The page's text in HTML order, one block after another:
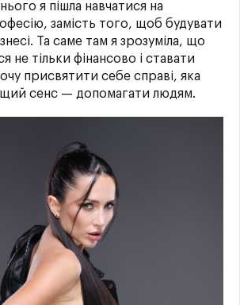
я пішла навчатися на
замість того, щоб будувати
Та саме там я зрозуміла, що
не тільки фінансово і ставати
присвятити себе справі, яка
сенс — допомагати людям.